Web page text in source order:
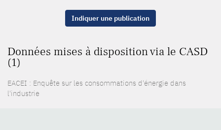
Indiquer une publication
Données mises à disposition via le CASD
(1)
EACEI : Enquête sur les consommations d'énergie dans
l'industrie